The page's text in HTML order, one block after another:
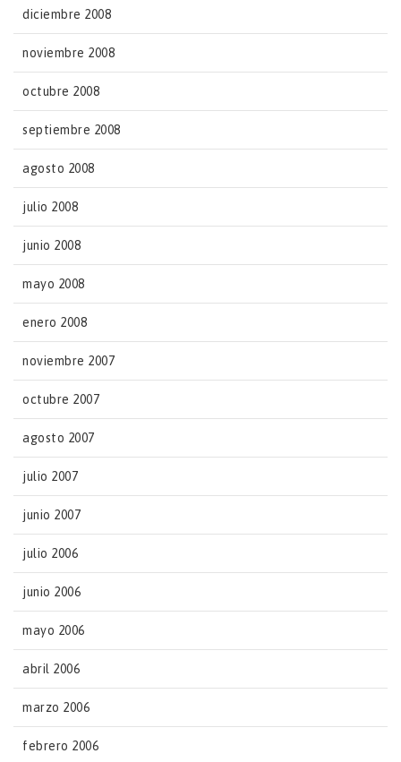
diciembre 2008
noviembre 2008
octubre 2008
septiembre 2008
agosto 2008
julio 2008
junio 2008
mayo 2008
enero 2008
noviembre 2007
octubre 2007
agosto 2007
julio 2007
junio 2007
julio 2006
junio 2006
mayo 2006
abril 2006
marzo 2006
febrero 2006